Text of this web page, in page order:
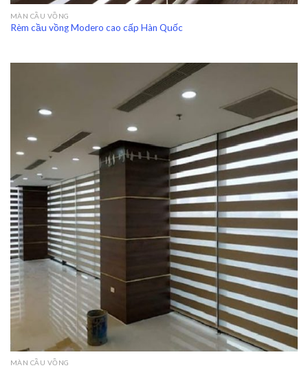
MÀN CẦU VỒNG
Rèm cầu vồng Modero cao cấp Hàn Quốc
MÀN CẦU VỒNG